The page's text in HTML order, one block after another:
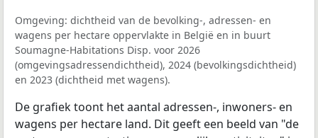
Omgeving: dichtheid van de bevolking-, adressen- en
wagens per hectare oppervlakte in België en in buurt
Soumagne-Habitations Disp. voor 2026
(omgevingsadressendichtheid), 2024 (bevolkingsdichtheid)
en 2023 (dichtheid met wagens).
De grafiek toont het aantal adressen-, inwoners- en
wagens per hectare land. Dit geeft een beeld van "de